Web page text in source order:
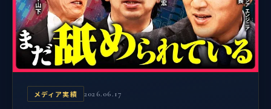
メディア実績 2026.06.17